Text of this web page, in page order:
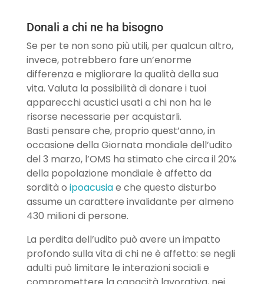
Donali a chi ne ha bisogno
Se per te non sono più utili, per qualcun altro,
invece, potrebbero fare un’enorme
differenza e migliorare la qualità della sua
vita. Valuta la possibilità di donare i tuoi
apparecchi acustici usati a chi non ha le
risorse necessarie per acquistarli.
Basti pensare che, proprio quest’anno, in
occasione della Giornata mondiale dell’udito
del 3 marzo, l’OMS ha stimato che circa il 20%
della popolazione mondiale è affetto da
sordità o ipoacusiae che questo disturbo
assume un carattere invalidante per almeno
430 milioni di persone.
La perdita dell’udito può avere un impatto
profondo sulla vita di chi ne è affetto: se negli
adulti può limitare le interazioni sociali e